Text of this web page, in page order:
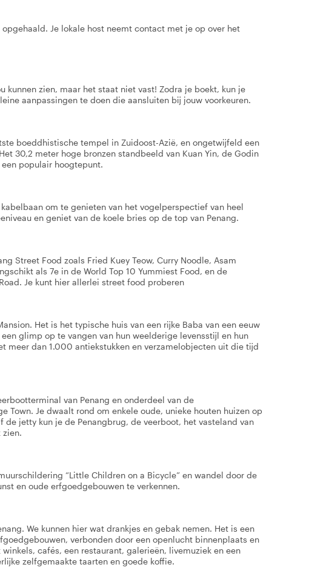
opgehaald. Je lokale host neemt contact met je op over het
kunnen zien, maar het staat niet vast! Zodra je boekt, kun je
aanpassingen te doen die aansluiten bij jouw voorkeuren.
boeddhistische tempel in Zuidoost-Azië, en ongetwijfeld een
30,2 meter hoge bronzen standbeeld van Kuan Yin, de Godin
populair hoogtepunt.
om te genieten van het vogelperspectief van heel
en geniet van de koele bries op de top van Penang.
Street Food zoals Fried Kuey Teow, Curry Noodle, Asam
als 7e in de World Top 10 Yummiest Food, en de
Je kunt hier allerlei street food proberen
Het is het typische huis van een rijke Baba van een eeuw
glimp op te vangen van hun weelderige levensstijl en hun
meer dan 1.000 antiekstukken en verzamelobjecten uit die tijd
van Penang en onderdeel van de
Town. Je dwaalt rond om enkele oude, unieke houten huizen op
de jetty kun je de Penangbrug, de veerboot, het vasteland van
zien.
“Little Children on a Bicycle” en wandel door de
en oude erfgoedgebouwen te verkennen.
We kunnen hier wat drankjes en gebak nemen. Het is een
verbonden door een openlucht binnenplaats en
cafés, een restaurant, galerieën, livemuziek en een
zelfgemaakte taarten en goede koffie.